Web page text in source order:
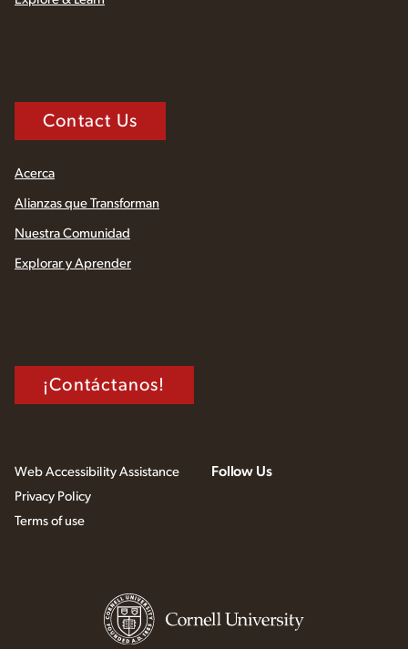
Contact Us
Acerca
Alianzas que Transforman
Nuestra Comunidad
Explorar y Aprender
¡Contáctanos!
Web Accessibility Assistance
Privacy Policy
Terms of use
Follow Us